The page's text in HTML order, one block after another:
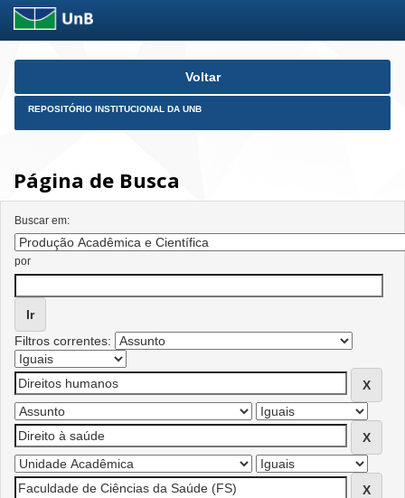
Skip
Voltar
REPOSITÓRIO INSTITUCIONAL DA UNB
Página de Busca
Buscar em:
por
Filtros correntes: